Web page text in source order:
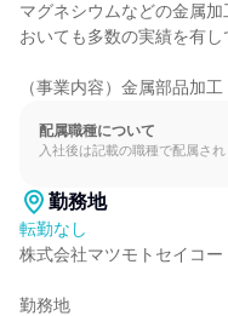
マグネシウムなどの金属加
おいても多数の実績を有し
（事業内容）金属部品加工
配属職種について
入社後は記載の職種で配属され
勤務地
転勤なし
株式会社マツモトセイコー
勤務地